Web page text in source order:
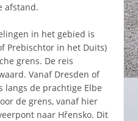
afstand.
in het gebied is
Prebischtor in het Duits)
grens. De reis
Vanaf Dresden of
langs de prachtige Elbe
de grens, vanaf hier
naar Hřensko. Dit